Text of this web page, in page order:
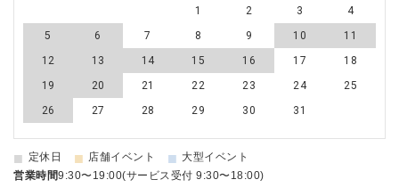
1 2 3
4
5
6 7 8 9 10
11
12
13 14 15 16 17
18
19
20 21 22 23 24
25
26
27 28 29 30 31
■ 定休日 ■ 店舗イベント ■ 大型イベント
営業時間9:30〜19:00(サービス受付 9:30〜18:00)